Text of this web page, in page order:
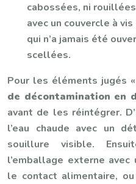
cabossées, ni
avec un couvercle à
qui n’a jamais été
scellées.
Pour les éléments jugés
de décontamination en
avant de les réintégrer.
l’eau chaude avec un
souillure visible.
l’emballage externe
le contact alimentaire,